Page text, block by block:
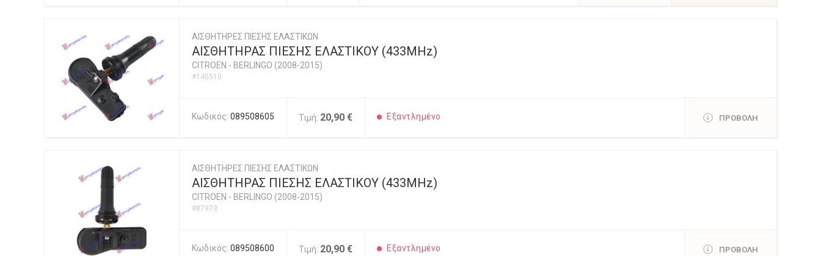
ΑΙΣΘΗΤΗΡΕΣ ΠΙΕΣΗΣ ΕΛΑΣΤΙΚΩΝ
ΑΙΣΘΗΤΗΡΑΣ ΠΙΕΣΗΣ ΕΛΑΣΤΙΚΟΥ (433MHz)
CITROEN - BERLINGO (2008-2015)
#145510
Κωδικός: 089508605 Τιμή: 20,90 € Εξαντλημένο ΠΡΟΒΟΛΗ
ΑΙΣΘΗΤΗΡΕΣ ΠΙΕΣΗΣ ΕΛΑΣΤΙΚΩΝ
ΑΙΣΘΗΤΗΡΑΣ ΠΙΕΣΗΣ ΕΛΑΣΤΙΚΟΥ (433MHz)
CITROEN - BERLINGO (2008-2015)
#87973
Κωδικός: 089508600 Τιμή: 20,90 € Εξαντλημένο ΠΡΟΒΟΛΗ